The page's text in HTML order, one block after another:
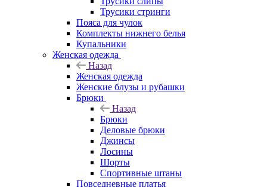
Трусики стринги
Пояса для чулок
Комплекты нижнего белья
Купальники
Женская одежда
Назад
Женская одежда
Женские блузы и рубашки
Брюки
Назад
Брюки
Деловые брюки
Джинсы
Лосины
Шорты
Спортивные штаны
Повседневные платья